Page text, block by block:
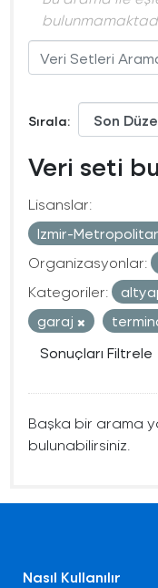
Sırala
Veri seti
Lisanslar:
Izmir-
Organizasyonlar:
Kategoriler:
garaj
Sonuçları Filtrele
Başka bir arama
bulunabilirsiniz.
Nasıl Kullanılır